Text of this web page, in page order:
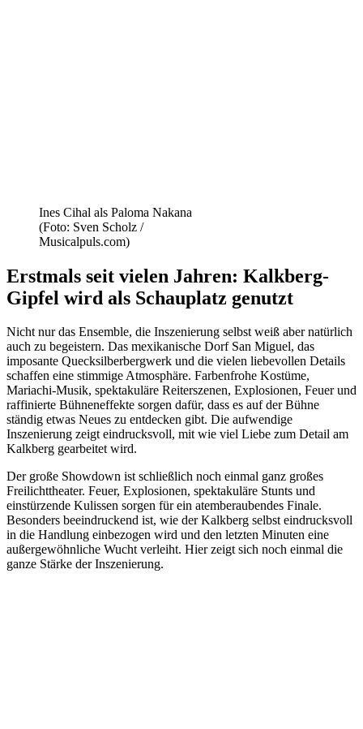
Ines Cihal als Paloma Nakana
(Foto: Sven Scholz /
Musicalpuls.com)
Erstmals seit vielen Jahren: Kalkberg-
Gipfel wird als Schauplatz genutzt
Nicht nur das Ensemble, die Inszenierung selbst weiß aber natürlich
auch zu begeistern. Das mexikanische Dorf San Miguel, das
imposante Quecksilberbergwerk und die vielen liebevollen Details
schaffen eine stimmige Atmosphäre. Farbenfrohe Kostüme,
Mariachi-Musik, spektakuläre Reiterszenen, Explosionen, Feuer und
raffinierte Bühneneffekte sorgen dafür, dass es auf der Bühne
ständig etwas Neues zu entdecken gibt. Die aufwendige
Inszenierung zeigt eindrucksvoll, mit wie viel Liebe zum Detail am
Kalkberg gearbeitet wird.
Der große Showdown ist schließlich noch einmal ganz großes
Freilichttheater. Feuer, Explosionen, spektakuläre Stunts und
einstürzende Kulissen sorgen für ein atemberaubendes Finale.
Besonders beeindruckend ist, wie der Kalkberg selbst eindrucksvoll
in die Handlung einbezogen wird und den letzten Minuten eine
außergewöhnliche Wucht verleiht. Hier zeigt sich noch einmal die
ganze Stärke der Inszenierung.